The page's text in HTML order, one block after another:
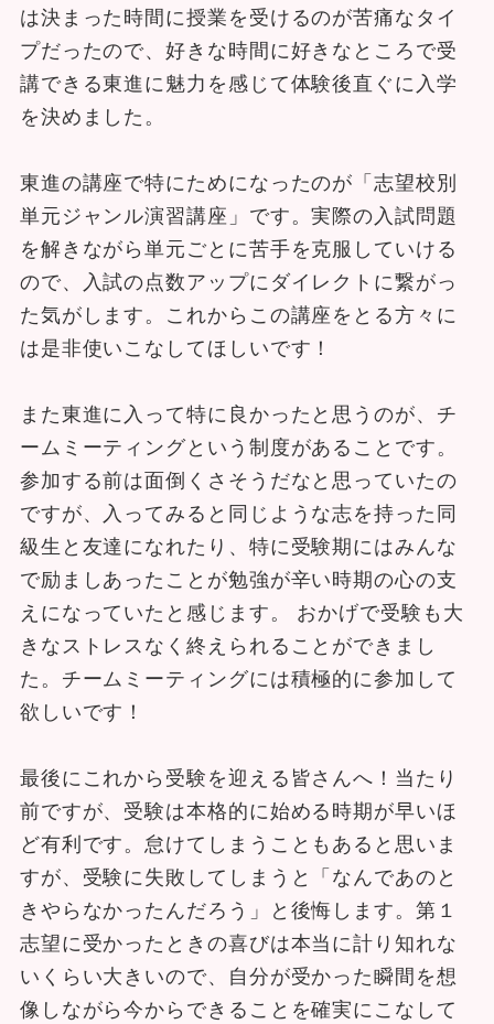
は決まった時間に授業を受けるのが苦痛なタイ
プだったので、好きな時間に好きなところで受
講できる東進に魅力を感じて体験後直ぐに入学
を決めました。
東進の講座で特にためになったのが「志望校別
単元ジャンル演習講座」です。実際の入試問題
を解きながら単元ごとに苦手を克服していける
ので、入試の点数アップにダイレクトに繋がっ
た気がします。これからこの講座をとる方々に
は是非使いこなしてほしいです！
また東進に入って特に良かったと思うのが、チ
ームミーティングという制度があることです。
参加する前は面倒くさそうだなと思っていたの
ですが、入ってみると同じような志を持った同
級生と友達になれたり、特に受験期にはみんな
で励ましあったことが勉強が辛い時期の心の支
えになっていたと感じます。 おかげで受験も大
きなストレスなく終えられることができまし
た。チームミーティングには積極的に参加して
欲しいです！
最後にこれから受験を迎える皆さんへ！当たり
前ですが、受験は本格的に始める時期が早いほ
ど有利です。怠けてしまうこともあると思いま
すが、受験に失敗してしまうと「なんであのと
きやらなかったんだろう」と後悔します。第１
志望に受かったときの喜びは本当に計り知れな
いくらい大きいので、自分が受かった瞬間を想
像しながら今からできることを確実にこなして